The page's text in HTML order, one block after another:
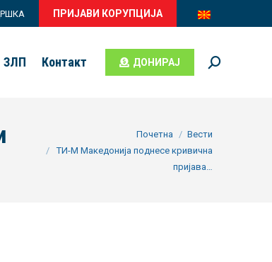
ПРИЈАВИ КОРУПЦИЈА
ЗЛП Контакт ДОНИРАЈ Search:
Почетна
Вести
ТИ-М Македонија поднесе кривична
пријава…